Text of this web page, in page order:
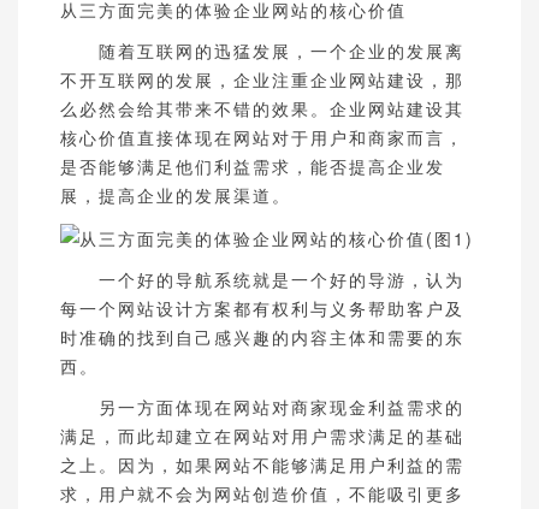
从三方面完美的体验企业网站的核心价值
随着互联网的迅猛发展，一个企业的发展离
不开互联网的发展，企业注重企业网站建设，那
么必然会给其带来不错的效果。企业网站建设其
核心价值直接体现在网站对于用户和商家而言，
是否能够满足他们利益需求，能否提高企业发
展，提高企业的发展渠道。
一个好的导航系统就是一个好的导游，认为
每一个网站设计方案都有权利与义务帮助客户及
时准确的找到自己感兴趣的内容主体和需要的东
西。
另一方面体现在网站对商家现金利益需求的
满足，而此却建立在网站对用户需求满足的基础
之上。因为，如果网站不能够满足用户利益的需
求，用户就不会为网站创造价值，不能吸引更多